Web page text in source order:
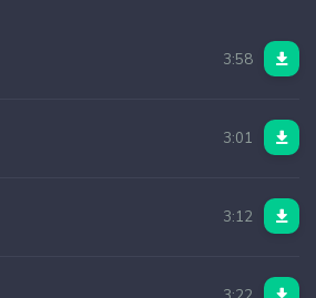
3:58
3:01
3:12